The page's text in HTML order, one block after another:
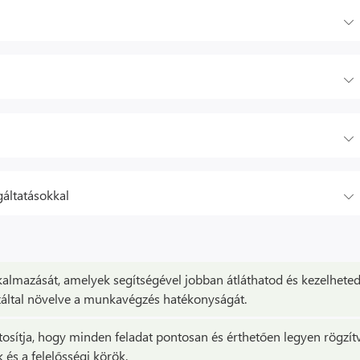
amelyek segítségével jobban átláthatod és
növelve a munkavégzés hatékonyságát.
hogy minden feladat pontosan és érthetően legyen
és a felelősségi körök.